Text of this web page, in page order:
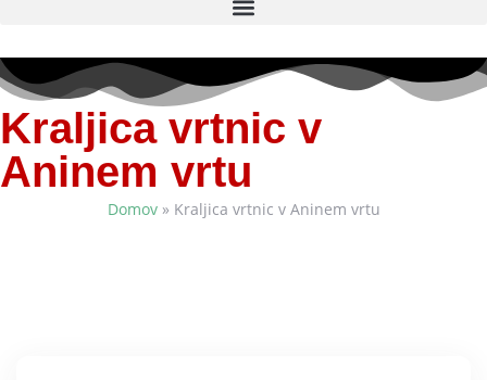
Kraljica vrtnic v
Aninem vrtu
Domov» Kraljica vrtnic v Aninem vrtu